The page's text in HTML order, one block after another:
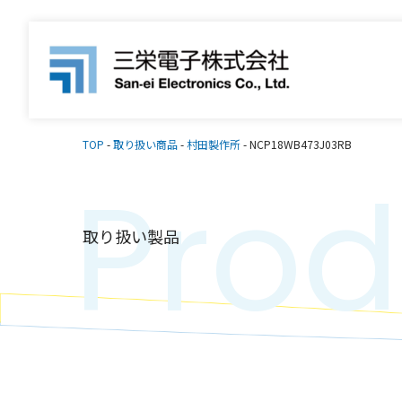
TOP -取り扱い商品-村田製作所-NCP18WB473J03RB
取り扱い製品